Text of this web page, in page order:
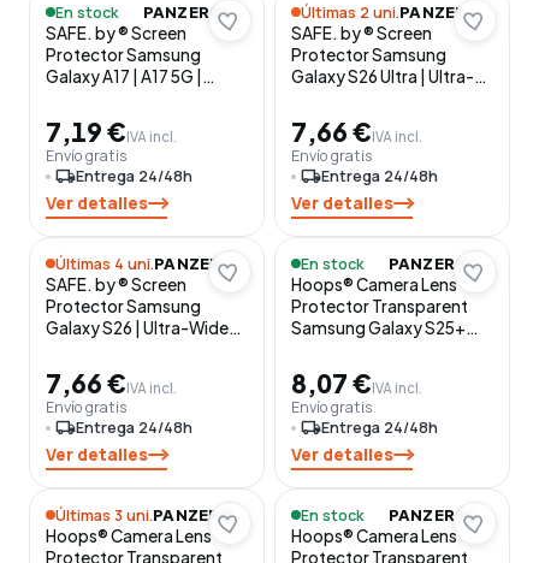
En stock PANZERGLASS
SAFE. by ® Screen
Protector Samsung
Galaxy A17 | A17 5G |
EasyAligner Protector de
pantalla 1 pieza(s)
7,19 €IVA incl.
Envío gratis
local_shippingEntrega 24/48h
Ver detalles
Últimas 2 uni. PANZERGLASS
SAFE. by ® Screen
Protector Samsung
Galaxy S26 Ultra | Ultra-
Protector de pantalla 1
pieza(s)
7,66 €IVA incl.
Envío gratis
local_shippingEntrega 24/48h
Ver detalles
Últimas 4 uni. PANZERGLASS
SAFE. by ® Screen
Protector Samsung
Galaxy S26 | Ultra-Wide
Protector de pantalla 1
pieza(s)
7,66 €IVA incl.
Envío gratis
local_shippingEntrega 24/48h
Ver detalles
En stock PANZERGLASS
Hoops® Camera Lens
Protector Transparent
Samsung Galaxy S25+
pieza(s)
8,07 €IVA incl.
Envío gratis
local_shippingEntrega 24/48h
Ver detalles
Últimas 3 uni. PANZERGLASS
Hoops® Camera Lens
Protector Transparent
En stock PANZERGLASS
Hoops® Camera Lens
Protector Transparent